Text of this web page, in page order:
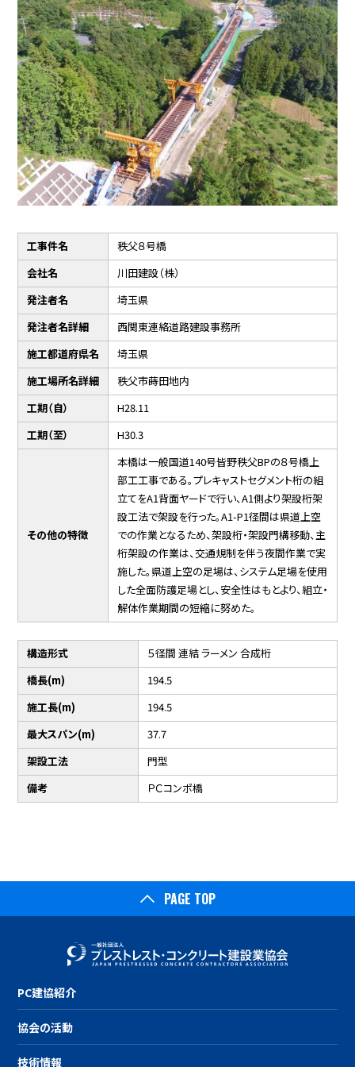
工事件名
秩父８号橋
会社名
川田建設（株）
発注者名
埼玉県
発注者名詳細
西関東連絡道路建設事務所
施工都道府県名
埼玉県
施工場所名詳細
秩父市蒔田地内
工期（自）
H28.11
工期（至）
H30.3
その他の特徴
本橋は一般国道140号皆野秩父BPの８号橋上
部工工事である。プレキャストセグメント桁の組
立てをA1背面ヤードで行い、A1側より架設桁架
設工法で架設を行った。A1-P1径間は県道上空
での作業となるため、架設桁・架設門構移動、主
桁架設の作業は、交通規制を伴う夜間作業で実
施した。県道上空の足場は、システム足場を使用
した全面防護足場とし、安全性はもとより、組立・
解体作業期間の短縮に努めた。
構造形式
５径間 連結 ラーメン 合成桁
橋長(m)
194.5
施工長(m)
194.5
最大スパン(m)
37.7
架設工法
門型
備考
ＰＣコンポ橋
PAGE TOP
PC建協紹介
協会の活動
技術情報